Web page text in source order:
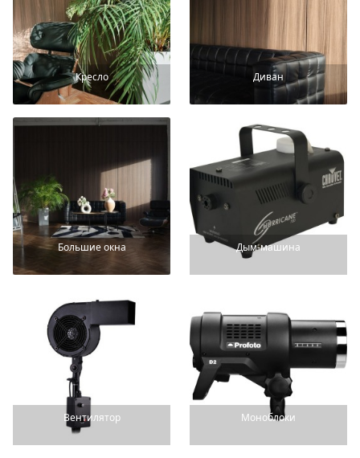
Кресло Диван
Большие окна Дым-машина
Вентилятор Моноблоки